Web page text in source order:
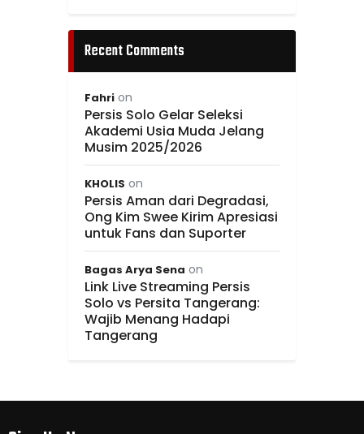
Recent Comments
Fahri on
Persis Solo Gelar Seleksi
Akademi Usia Muda Jelang
Musim 2025/2026
KHOLIS on
Persis Aman dari Degradasi,
Ong Kim Swee Kirim Apresiasi
untuk Fans dan Suporter
Bagas Arya Sena on
Link Live Streaming Persis
Solo vs Persita Tangerang:
Wajib Menang Hadapi
Tangerang